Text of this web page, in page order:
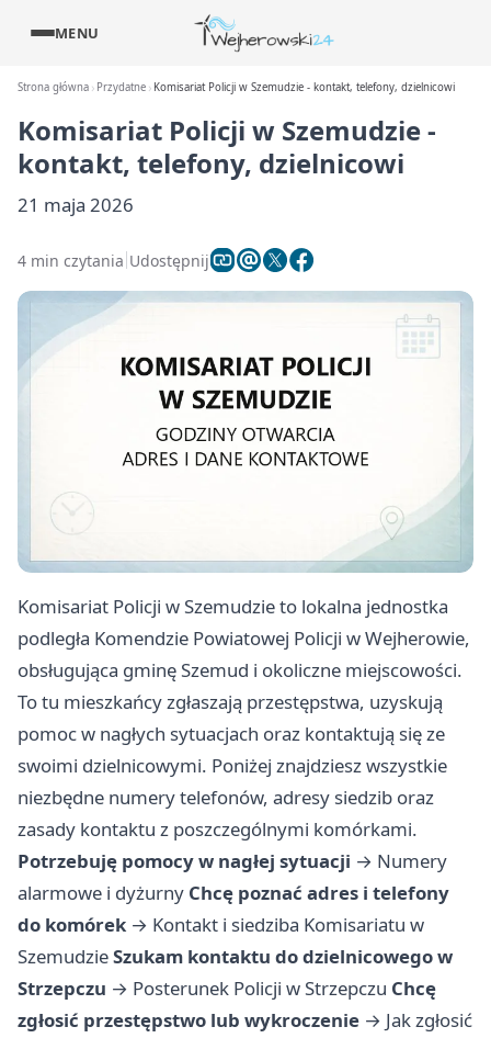
MENU
Strona główna Przydatne Komisariat Policji w Szemudzie - kontakt, telefony, dzielnicowi
Komisariat Policji w Szemudzie -
kontakt, telefony, dzielnicowi
21 maja 2026
4 min czytania Udostępnij
Komisariat Policji w Szemudzie to lokalna jednostka
podległa Komendzie Powiatowej Policji w Wejherowie,
obsługująca gminę Szemud i okoliczne miejscowości.
To tu mieszkańcy zgłaszają przestępstwa, uzyskują
pomoc w nagłych sytuacjach oraz kontaktują się ze
swoimi dzielnicowymi. Poniżej znajdziesz wszystkie
niezbędne numery telefonów, adresy siedzib oraz
zasady kontaktu z poszczególnymi komórkami.
Potrzebuję pomocy w nagłej sytuacji → Numery
alarmowe i dyżurny Chcę poznać adres i telefony
do komórek → Kontakt i siedziba Komisariatu w
SzemudzieSzukam kontaktu do dzielnicowego w
Strzepczu → Posterunek Policji w Strzepczu Chcę
zgłosić przestępstwo lub wykroczenie → Jak zgłosić